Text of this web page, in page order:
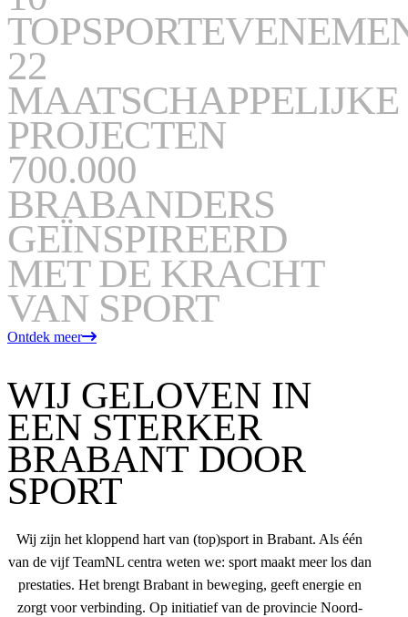
22
MAATSCHAPPELIJKE
PROJECTEN
700.000
BRABANDERS
GEÏNSPIREERD
MET DE KRACHT
VAN SPORT
Ontdek meer
WIJ GELOVEN IN
EEN STERKER
BRABANT DOOR
SPORT
Wij zijn het kloppend hart van (top)sport in Brabant. Als één
van de vijf TeamNL centra weten we: sport maakt meer los dan
prestaties. Het brengt Brabant in beweging, geeft energie en
zorgt voor verbinding. Op initiatief van de provincie Noord-